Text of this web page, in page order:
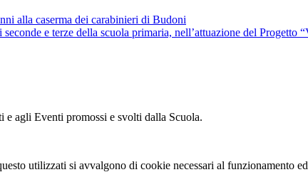
alla caserma dei carabinieri di Budoni
seconde e terze della scuola primaria, nell’attuazione del
e agli Eventi promossi e svolti dalla Scuola.
utilizzati si avvalgono di cookie necessari al funzionamento